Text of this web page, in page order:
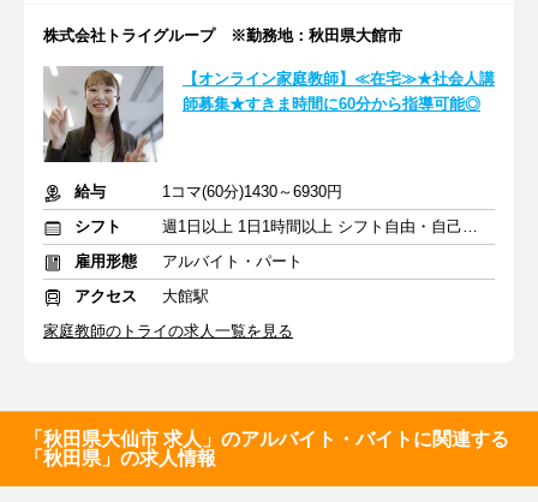
株式会社トライグループ ※勤務地：秋田県大館市
【オンライン家庭教師】≪在宅≫★社会人講
師募集★すきま時間に60分から指導可能◎
給与
1コマ(60分)1430～6930円
シフト
週1日以上 1日1時間以上 シフト自由・自己申告
雇用形態
アルバイト・パート
アクセス
大館駅
家庭教師のトライの求人一覧を見る
「秋田県大仙市 求人」のアルバイト・バイトに関連する
「秋田県」の求人情報